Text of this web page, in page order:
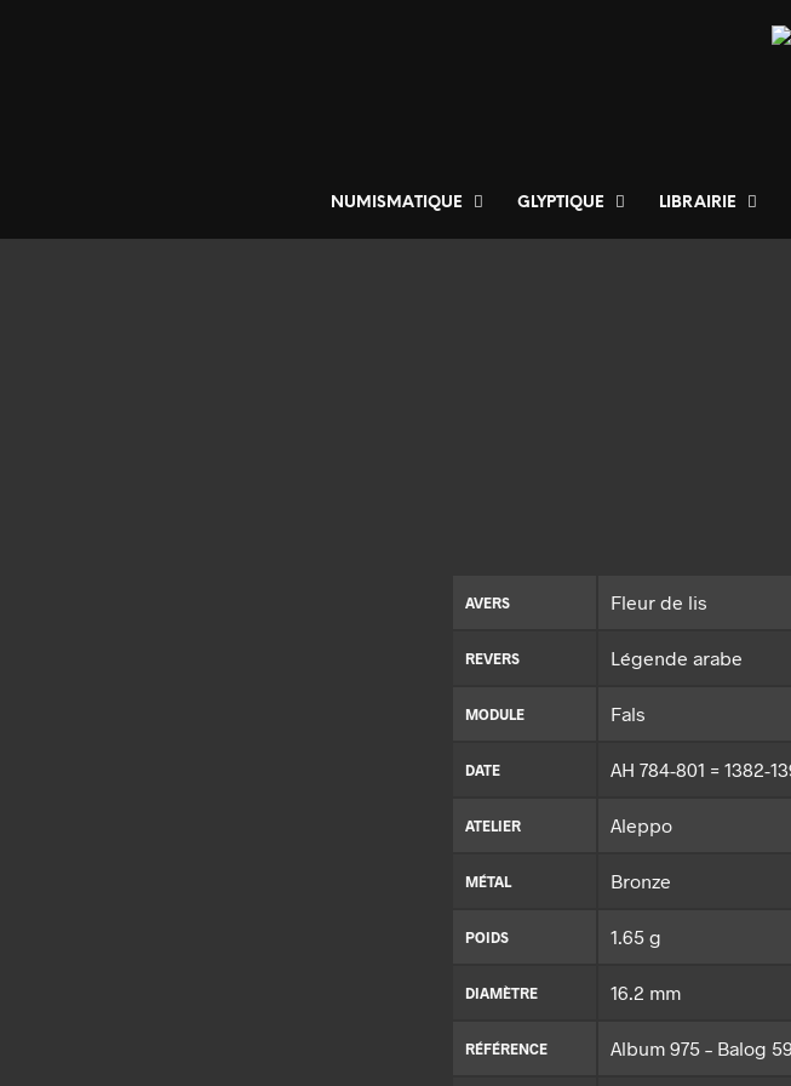
NUMISMATIQUE GLYPTIQUE LIBRAIRIE
AVERS Fleur de lis
REVERS Légende arabe
MODULE Fals
DATE AH 784-801 = 1382-
ATELIER Aleppo
MÉTAL Bronze
POIDS 1.65 g
DIAMÈTRE 16.2 mm
RÉFÉRENCE Album 975 – Balog